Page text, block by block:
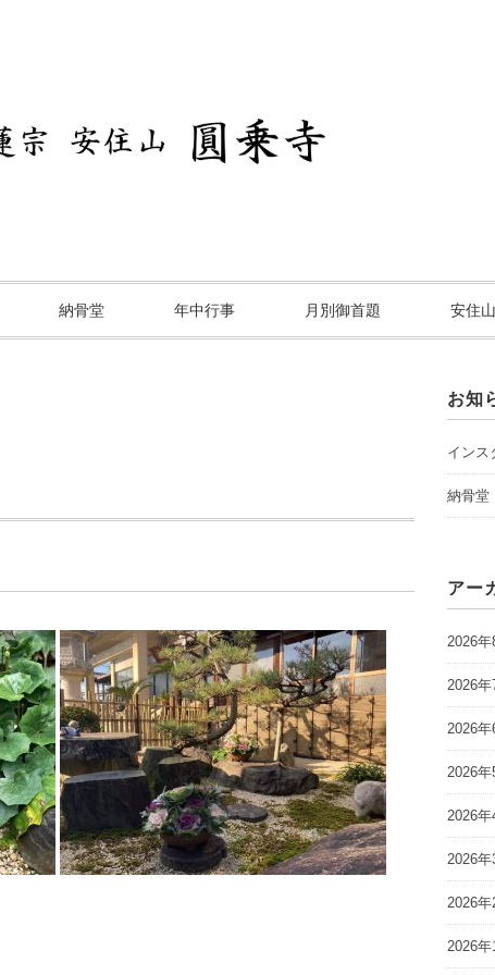
納骨堂 年中行事 月別御首題 安住
お知
インス
納骨堂
アー
2026年
2026年
2026年
2026年
2026年
2026年
2026年
2026年